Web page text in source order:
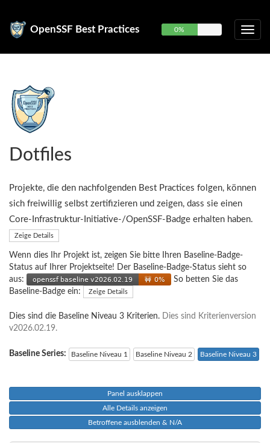
OpenSSF Best Practices 0%
Dotfiles
Projekte, die den nachfolgenden Best Practices folgen, können
sich freiwillig selbst zertifizieren und zeigen, dass sie einen
Core-Infrastruktur-Initiative-/OpenSSF-Badge erhalten haben.
Zeige Details
Wenn dies Ihr Projekt ist, zeigen Sie bitte Ihren Baseline-Badge-
Status auf Ihrer Projektseite! Der Baseline-Badge-Status sieht so
aus:
So betten Sie das
Baseline-Badge ein:
Zeige Details
Dies sind die Baseline Niveau 3 Kriterien. Dies sind Kriterienversion
v2026.02.19.
Baseline Series: Baseline Niveau 1 Baseline Niveau 2 Baseline Niveau 3
Panel ausklappen
Alle Details anzeigen
Betroffene ausblenden & N/A